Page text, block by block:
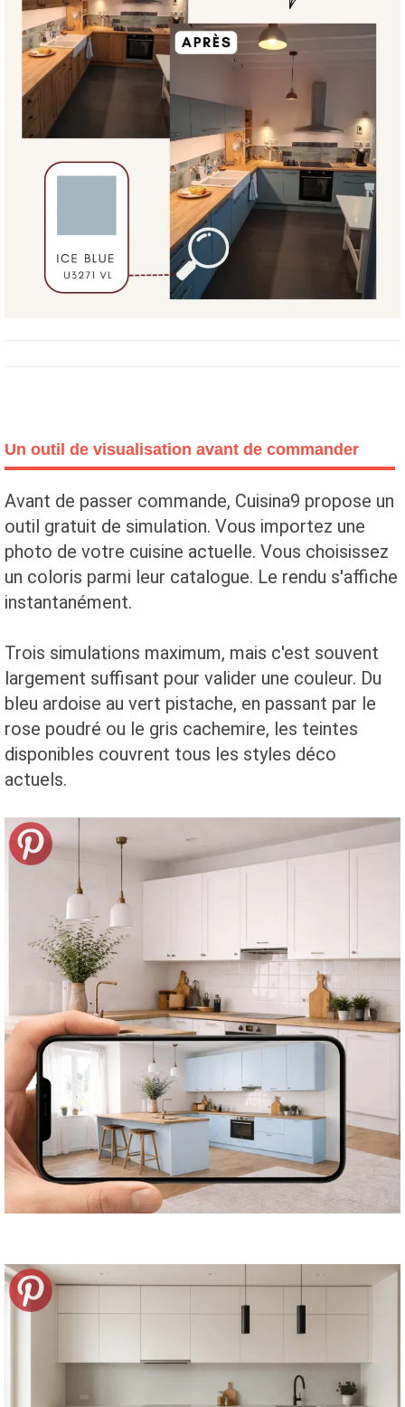
Un outil de visualisation avant de commander
Avant de passer commande, Cuisina9 propose un
outil gratuit de simulation. Vous importez une
photo de votre cuisine actuelle. Vous choisissez
un coloris parmi leur catalogue. Le rendu s'affiche
instantanément.
Trois simulations maximum, mais c'est souvent
largement suffisant pour valider une couleur. Du
bleu ardoise au vert pistache, en passant par le
rose poudré ou le gris cachemire, les teintes
disponibles couvrent tous les styles déco
actuels.